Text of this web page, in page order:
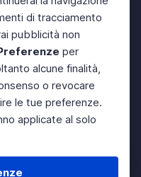
di tracciamento
pubblicità non
per
alcune finalità,
o revocare
le tue preferenze.
applicate al solo